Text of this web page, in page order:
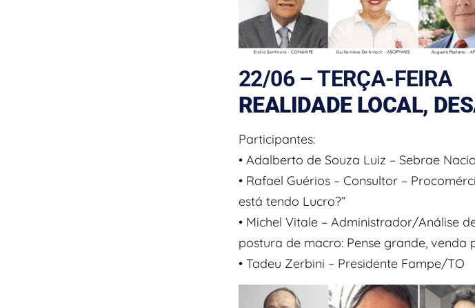
22/06 – TERÇA-FEIRA
REALIDADE LOCAL,
Participantes:
• Adalberto de Souza Luiz – Sebrae
• Rafael Guérios – Consultor –
está tendo Lucro?”
• Michel Vitale – Administrador/Análise
postura de macro: Pense grande, venda
• Tadeu Zerbini – Presidente Fampe/TO